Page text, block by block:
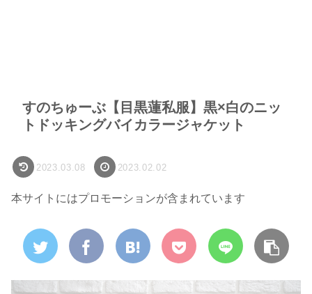
すのちゅーぶ【目黒蓮私服】黒×白のニッ
トドッキングバイカラージャケット
2023.03.08 2023.02.02
本サイトにはプロモーションが含まれています